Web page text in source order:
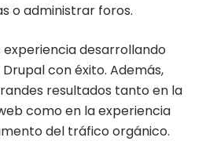
o administrar foros.
experiencia desarrollando
con éxito. Además,
resultados tanto en la
como en la experiencia
del tráfico orgánico.